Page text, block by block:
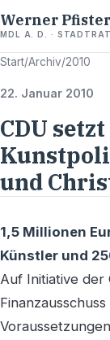
Werner
MDL A. D. ·
Start/Archiv/2010
22. Januar 2010
CDU
und
1,5 Millionen
Künstler und
Auf Initiative der